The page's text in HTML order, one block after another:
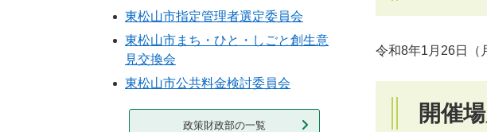
令和8年1月26日（
開催
東松山市指定管理者選定委員会
東松山市まち・ひと・しごと創生意
見交換会
東松山市公共料金検討委員会
政策財政部の一覧